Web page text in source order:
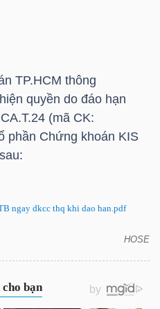
TP.HCM thông
quyền do đáo hạn
(mã CK:
phần Chứng khoán KIS
ngay dkcc thq khi dao han.pdf
HOSE